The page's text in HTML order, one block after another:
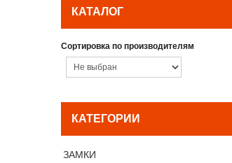
КАТАЛОГ
Сортировка по производителям
КАТЕГОРИИ
ЗАМКИ